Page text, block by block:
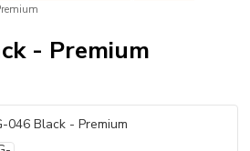
- Premium